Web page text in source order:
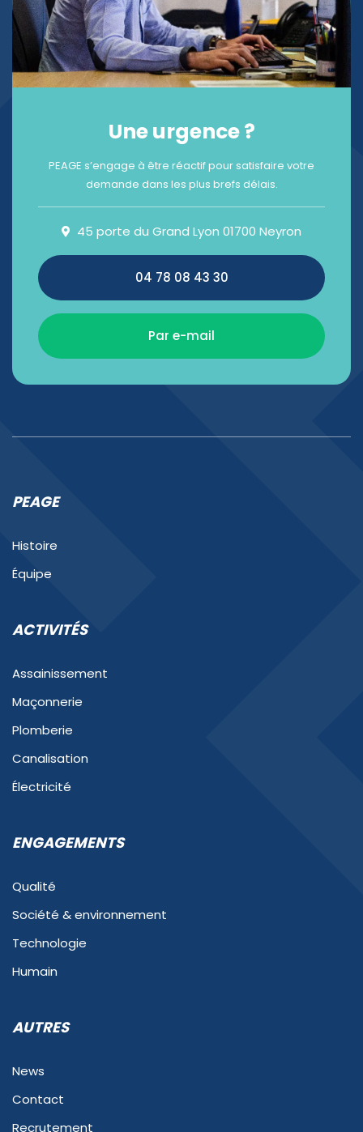
Une urgence ?
PEAGE s’engage à être réactif pour satisfaire votre
demande dans les plus brefs délais.
45 porte du Grand Lyon 01700 Neyron
04 78 08 43 30
Par e-mail
PEAGE
Histoire
Équipe
ACTIVITÉS
Assainissement
Maçonnerie
Plomberie
Canalisation
Électricité
ENGAGEMENTS
Qualité
Société & environnement
Technologie
Humain
AUTRES
News
Contact
Recrutement